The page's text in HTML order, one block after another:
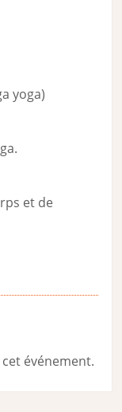
yoga)
et de
événement.